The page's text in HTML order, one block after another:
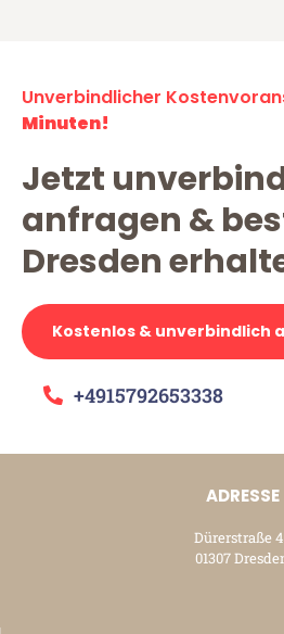
Unverbindlicher
Minuten!
Jetzt
anfragen &
Dresden
Kostenlos & unverbindlich
+4915792653338
ADRESSE
Dürerstraße
01307